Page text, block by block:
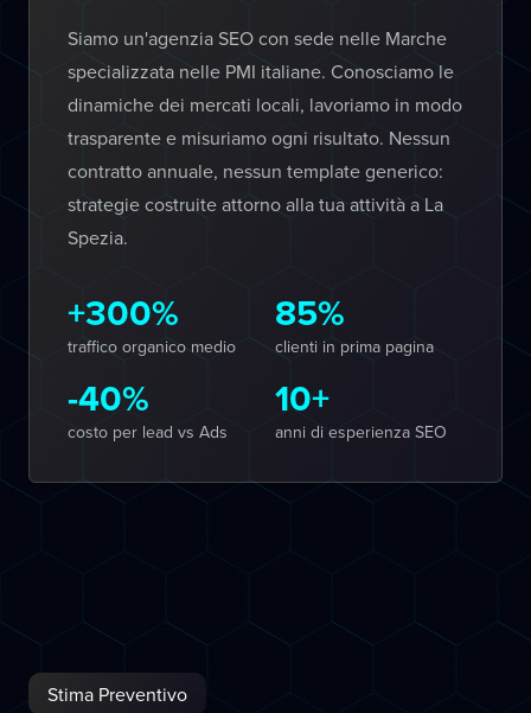
Siamo un'agenzia SEO con sede nelle Marche
specializzata nelle PMI italiane. Conosciamo le
dinamiche dei mercati locali, lavoriamo in modo
trasparente e misuriamo ogni risultato. Nessun
contratto annuale, nessun template generico:
strategie costruite attorno alla tua attività a La
Spezia.
+300%
traffico organico medio
85%
clienti in prima pagina
-40%
costo per lead vs Ads
10+
anni di esperienza SEO
Stima Preventivo